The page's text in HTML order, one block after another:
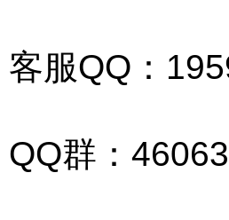
客服QQ： 195
QQ群：